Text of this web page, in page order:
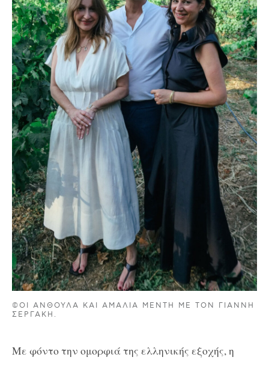
©ΟΙ ΑΝΘΟΎΛΑ ΚΑΙ ΑΜΑΛΊΑ ΜΈΝΤΗ ΜΕ ΤΟΝ ΓΙΆΝΝΗ
ΣΕΡΓΆΚΗ.
Με φόντο την ομορφιά της ελληνικής εξοχής, η